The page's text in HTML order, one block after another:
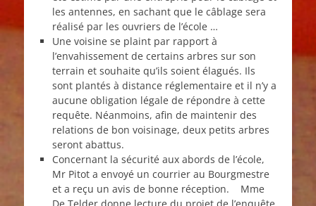
les antennes, en sachant que le câblage sera
réalisé par les ouvriers de l’école …
Une voisine se plaint par rapport à
l’envahissement de certains arbres sur son
terrain et souhaite qu’ils soient élagués. Ils
sont plantés à distance réglementaire et il n’y a
aucune obligation légale de répondre à cette
requête. Néanmoins, afin de maintenir des
relations de bon voisinage, deux petits arbres
seront abattus.
Concernant la sécurité aux abords de l’école,
Mr Pitot a envoyé un courrier au Bourgmestre
et a reçu un avis de bonne réception. Mme